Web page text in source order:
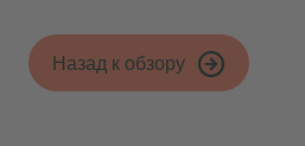
Назад к обзору